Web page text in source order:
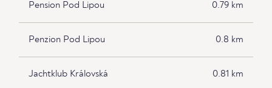
Pension Pod Lipou 0.79 km
Penzion Pod Lipou 0.8 km
Jachtklub Královská 0.81 km